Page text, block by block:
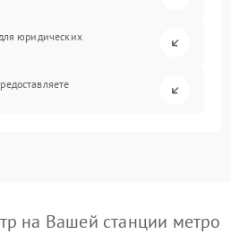
юридических
на Вашей станции метро